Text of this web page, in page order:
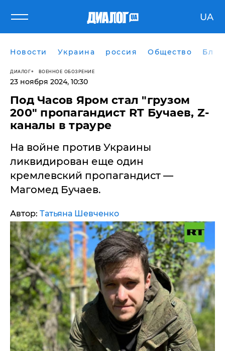
UA
Новости Украина россия Общество
ДИАЛОГ ВОЕННОЕ ОБОЗРЕНИЕ
23 ноября 2024, 10:30
​Под Часов Яром стал "грузом
200" пропагандист RT Бучаев, Z-
каналы в трауре
На войне против Украины
ликвидирован еще один
кремлевский пропагандист —
Магомед Бучаев.
Автор: Татьяна Шевченко